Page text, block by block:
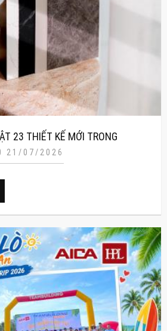
23 THIẾT KẾ MỚI TRONG
21/07/2026